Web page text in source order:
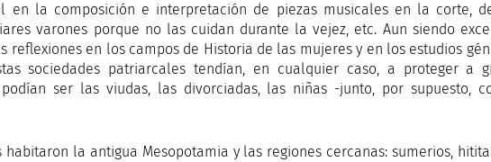
en la composición e interpretación de piezas musicales en la corte,
varones porque no las cuidan durante la vejez, etc. Aun siendo
reflexiones en los campos de Historia de las mujeres y en los estudios
sociedades patriarcales tendían, en cualquier caso, a proteger a
ser las viudas, las divorciadas, las niñas -junto, por supuesto,
habitaron la antigua Mesopotamia y las regiones cercanas: sumerios,